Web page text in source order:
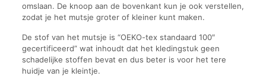
omslaan. De knoop aan de bovenkant kun je ook verstellen,
zodat je het mutsje groter of kleiner kunt maken.
De stof van het mutsje is “OEKO-tex standaard 100″
gecertificeerd” wat inhoudt dat het kledingstuk geen
schadelijke stoffen bevat en dus beter is voor het tere
huidje van je kleintje.